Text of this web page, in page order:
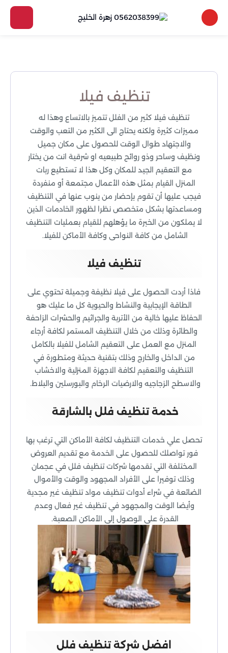
تنظيف فيلا
تنظيف فيلا كثير من الفلل تتميز بالاتساع وهذا له
مميزات كثيرة ولكنه يحتاج الى الكثير من التعب والوقت
والاجتهاد طوال الوقت للحصول على مكان جميل
ونظيف وساحر وذو روائح طبيعيه او شرقية انت من يختار
مع التعقيم الجيد للمكان وكل هذا لا تستطيع ربات
المنزل القيام بمثل هذه الأعمال مجتمعة أو منفردة
فيجب عليها أن تقوم بإحضار من ينوب عنها في التنظيف
ومساعدتها بشكل متخصص نظرا لظهور الخادمات الذين
لا يملكون من الخبرة ما يؤهلهم للقيام بعمليات التنظيف
الشامل من كافة النواحى وكافة الأماكن للفيلا.
تنظيف فيلا
فاذا أردت الحصول على فيلا نظيفة وجميلة تحتوي على
الطاقة الإيجابية والنشاط والحيوية كل ما عليك هو
الحفاظ عليها خالية من الأتربة والجراثيم والحشرات الزاحفة
والطائرة وذلك من خلال التنظيف المستمر لكافة أرجاء
المنزل مع العمل على التعقيم الشامل للفيلا بالكامل
من الداخل والخارج وذلك بتقنية حديثة ومتطورة في
التنظيف والتعقيم لكافة الاجهزة المنزلية والاخشاب
والاسطح الزجاجيه والارضيات الرخام والبورسلين والبلاط.
خدمة تنظيف فلل بالشارقة
تحصل علي خدمات التنظيف لكافة الأماكن التي ترغب بها
فور تواصلك للحصول على الخدمة مع تقديم العروض
المختلفة التي تقدمها شركات تنظيف فلل في عجمان
وذلك توفيرا على الأفراد المجهود والوقت والأموال
الضائعة في شراء أدوات تنظيف مواد تنظيف غير مجدية
وأيضا الوقت والمجهود في تنظيف غير فعال وعدم
القدرة على الوصول إلى الأماكن الصعبة.
افضل شركة تنظيف فلل